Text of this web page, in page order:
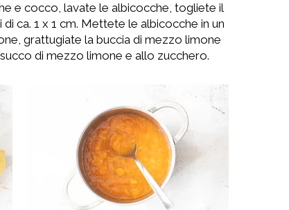
e cocco, lavate le albicocche, togliete il
ca. 1 x 1 cm. Mettete le albicocche in un
grattugiate la buccia di mezzo limone
di mezzo limone e allo zucchero.